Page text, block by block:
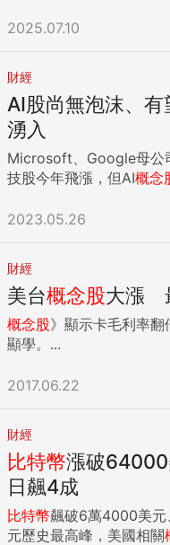
2025.07.10
財經
AI股尚無泡沫、
湧入
Microsoft、Google母公
技股今年飛漲，但AI概念
2023.05.26
財經
美台概念股大漲
概念股》顯示卡毛利率翻倍 也就是說，投資虛擬貨幣已
顯學。...
2017.06.22
財經
比特幣漲破64000
日飆4成
比特幣飆破6萬4000美元
元歷史最高峰，美國相關